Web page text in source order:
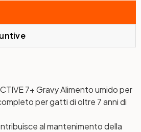
7+ Gravy Alimento umido per
per gatti di oltre 7 anni di
al mantenimento della